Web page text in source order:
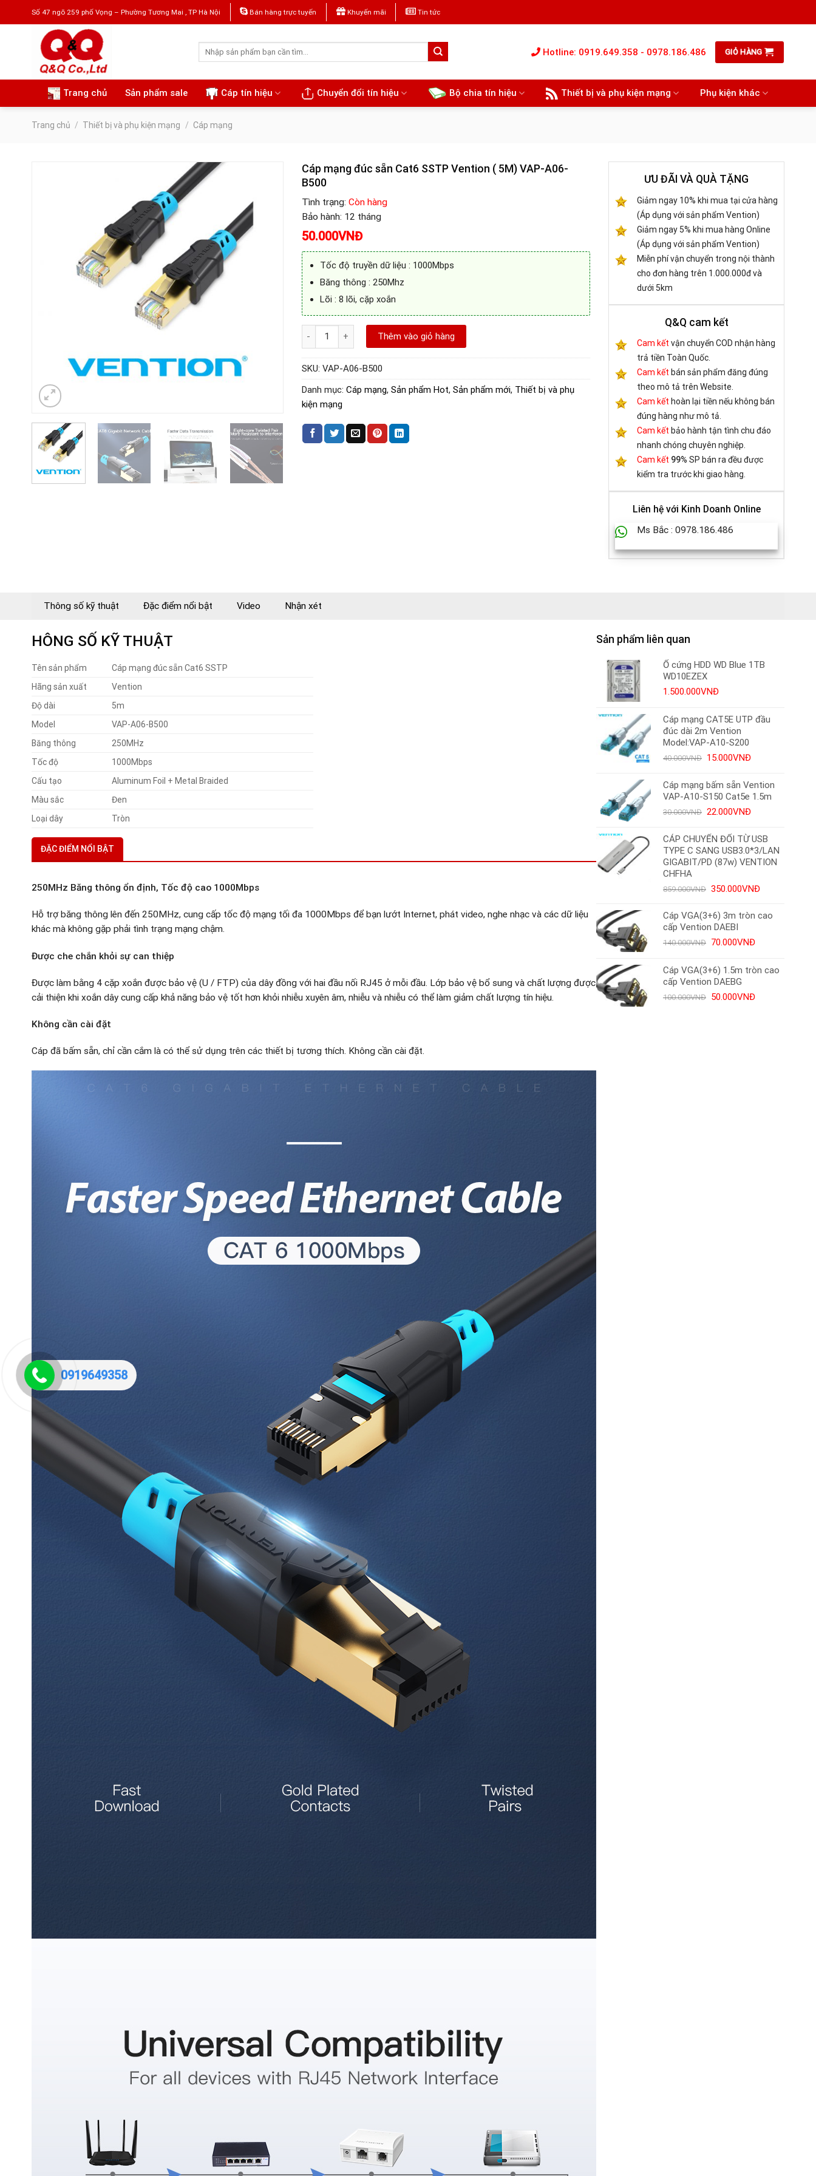
Số 47 ngõ 259 phố Vọng – Phường Tương Mai , TP Hà Nội Bán hàng trực tuyến Khuyến mãi Tin tức
Tìm
Hotline: 0919.649.358 - 0978.186.486 GIỎ HÀNG
Trang chủ Sản phẩm sale Cáp tín hiệu Chuyển đổi tín hiệu Bộ chia tín hiệu Thiết bị và phụ kiện mạng Phụ kiện khác
Trang chủ / Thiết bị và phụ kiện mạng / Cáp mạng
Cáp mạng đúc sẵn Cat6 SSTP Vention ( 5M) VAP-A06-
B500
Tình trạng: Còn hàng
Bảo hành: 12 tháng
50.000VNĐ
Tốc độ truyền dữ liệu : 1000Mbps
Băng thông : 250Mhz
Lõi : 8 lõi, cặp xoắn
Cáp mạng đúc sẵn Cat6 SSTP Vention ( 5M) VAP-A06-B500 số lượng
Thêm vào giỏ hàng
SKU: VAP-A06-B500
Danh mục: Cáp mạng, Sản phẩm Hot, Sản phẩm mới, Thiết bị và phụ
kiện mạng
ƯU ĐÃI VÀ QUÀ TẶNG
Giảm ngay 10% khi mua tại cửa hàng
(Áp dụng với sản phẩm Vention)
Giảm ngay 5% khi mua hàng Online
(Áp dụng với sản phẩm Vention)
Miễn phí vận chuyển trong nội thành
cho đơn hàng trên 1.000.000đ và
dưới 5km
Q&Q cam kết
Cam kết vận chuyển COD nhận hàng
trả tiền Toàn Quốc.
Cam kết bán sản phẩm đăng đúng
theo mô tả trên Website.
Cam kết hoàn lại tiền nếu không bán
đúng hàng như mô tả.
Cam kết bảo hành tận tình chu đáo
nhanh chóng chuyên nghiệp.
Cam kết 99% SP bán ra đều được
kiểm tra trước khi giao hàng.
Liên hệ với Kinh Doanh Online
Ms Bắc : 0978.186.486
Thông số kỹ thuật Đặc điểm nổi bật Video Nhận xét
HÔNG SỐ KỸ THUẬT
Tên sản phẩm
Cáp mạng đúc sẵn Cat6 SSTP
Hãng sản xuất
Vention
Độ dài
5m
Model
VAP-A06-B500
Băng thông
250MHz
Tốc độ
1000Mbps
Cấu tạo
Aluminum Foil + Metal Braided
Màu sắc
Đen
Loại dây
Tròn
ĐẶC ĐIỂM NỔI BẬT
250MHz Băng thông ổn định, Tốc độ cao 1000Mbps
Hỗ trợ băng thông lên đến 250MHz, cung cấp tốc độ mạng tối đa 1000Mbps để bạn lướt Internet, phát video, nghe nhạc và các dữ liệu
khác mà không gặp phải tình trạng mạng chậm.
Được che chắn khỏi sự can thiệp
Được làm bằng 4 cặp xoắn được bảo vệ (U / FTP) của dây đồng với hai đầu nối RJ45 ở mỗi đầu. Lớp bảo vệ bổ sung và chất lượng được
cải thiện khi xoắn dây cung cấp khả năng bảo vệ tốt hơn khỏi nhiễu xuyên âm, nhiễu và nhiễu có thể làm giảm chất lượng tín hiệu.
Không cần cài đặt
Cáp đã bấm sẵn, chỉ cần cắm là có thể sử dụng trên các thiết bị tương thích. Không cần cài đặt.
Sản phẩm liên quan
Ổ cứng HDD WD Blue 1TB
WD10EZEX
1.500.000VNĐ
Cáp mạng CAT5E UTP đầu
đúc dài 2m Vention
Model:VAP-A10-S200
40.000VNĐ Giá
là:
40.000VNĐ.
15.000VNĐGiá
tại
là:
Cáp mạng bấm sẵn Vention
VAP-A10-S150 Cat5e 1.5m
30.000VNĐ Giá
là:
30.000VNĐ.
22.000VNĐGiá
tại
là:
22.000VNĐ.
CÁP CHUYỂN ĐỔI TỪ USB
TYPE C SANG USB3.0*3/LAN
GIGABIT/PD (87w) VENTION
CHFHA
859.000VNĐ Giá
là:
859.000VNĐ.
350.000VNĐGiá
tại
Cáp VGA(3+6) 3m tròn cao
cấp Vention DAEBI
140.000VNĐ Giá
là:
140.000VNĐ.
70.000VNĐGiá
tại
Cáp VGA(3+6) 1.5m tròn cao
cấp Vention DAEBG
100.000VNĐ Giá
50.000VNĐGiá
0919649358